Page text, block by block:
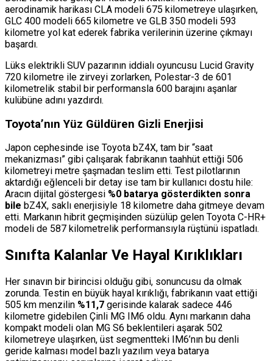
aerodinamik harikası CLA modeli 675 kilometreye ulaşırken,
GLC 400 modeli 665 kilometre ve GLB 350 modeli 593
kilometre yol kat ederek fabrika verilerinin üzerine çıkmayı
başardı.
Lüks elektrikli SUV pazarının iddialı oyuncusu Lucid Gravity
720 kilometre ile zirveyi zorlarken, Polestar-3 de 601
kilometrelik stabil bir performansla 600 barajını aşanlar
kulübüne adını yazdırdı.
Toyota’nın Yüz Güldüren Gizli Enerjisi
Japon cephesinde ise Toyota bZ4X, tam bir “saat
mekanizması” gibi çalışarak fabrikanın taahhüt ettiği 506
kilometreyi metre şaşmadan teslim etti. Test pilotlarının
aktardığı eğlenceli bir detay ise tam bir kullanıcı dostu hile:
Aracın dijital göstergesi %0 batarya gösterdikten sonra
bile bZ4X, saklı enerjisiyle 18 kilometre daha gitmeye devam
etti. Markanın hibrit geçmişinden süzülüp gelen Toyota C-HR+
modeli de 587 kilometrelik performansıyla rüştünü ispatladı.
Sınıfta Kalanlar Ve Hayal Kırıklıkları
Her sınavın bir birincisi olduğu gibi, sonuncusu da olmak
zorunda. Testin en büyük hayal kırıklığı, fabrikanın vaat ettiği
505 km menzilin %11,7 gerisinde kalarak sadece 446
kilometre gidebilen Çinli MG IM6 oldu. Aynı markanın daha
kompakt modeli olan MG S6 beklentileri aşarak 502
kilometreye ulaşırken, üst segmentteki IM6’nın bu denli
geride kalması model bazlı yazılım veya batarya